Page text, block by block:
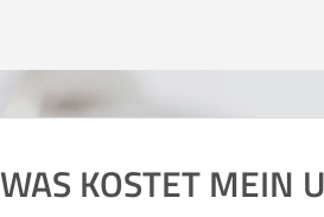
WAS KOSTET MEIN